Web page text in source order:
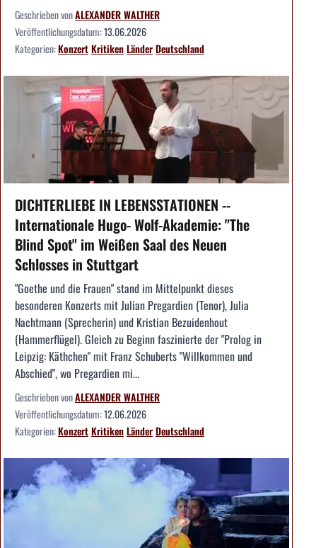
Geschrieben vonALEXANDER WALTHER
Veröffentlichungsdatum:13.06.2026
Kategorien:KonzertKritikenLänderDeutschland
DICHTERLIEBE IN LEBENSSTATIONEN --
Internationale Hugo- Wolf-Akademie: "The
Blind Spot" im Weißen Saal des Neuen
Schlosses in Stuttgart
"Goethe und die Frauen" stand im Mittelpunkt dieses
besonderen Konzerts mit Julian Pregardien (Tenor), Julia
Nachtmann (Sprecherin) und Kristian Bezuidenhout
(Hammerflügel). Gleich zu Beginn faszinierte der "Prolog in
Leipzig: Käthchen" mit Franz Schuberts "Willkommen und
Abschied", wo Pregardien mi...
Geschrieben vonALEXANDER WALTHER
Veröffentlichungsdatum:12.06.2026
Kategorien:KonzertKritikenLänderDeutschland